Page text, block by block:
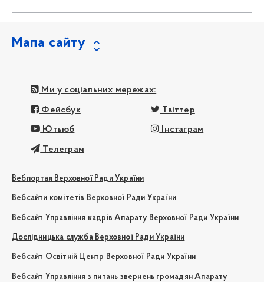
Мапа сайту
Ми у соціальних мережах:
Фейсбук Твіттер
Ютьюб Інстаграм
Телеграм
Вебпортал Верховної Ради України
Вебсайти комітетів Верховної Ради України
Вебсайт Управління кадрів Апарату Верховної Ради України
Дослідницька служба Верховної Ради України
Вебсайт Освітній Центр Верховної Ради України
Вебсайт Управління з питань звернень громадян Апарату